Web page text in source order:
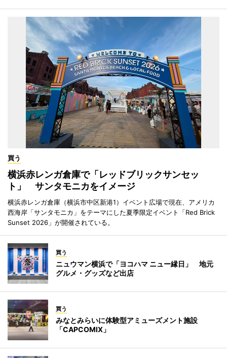
買う
横浜赤レンガ倉庫で「レッドブリックサンセッ
ト」 サンタモニカをイメージ
横浜赤レンガ倉庫（横浜市中区新港1）イベント広場で現在、アメリカ
西海岸「サンタモニカ」をテーマにした夏季限定イベント「Red Brick
Sunset 2026」が開催されている。
買う
ニュウマン横浜で「ヨコハマ ニュー縁日」 地元
グルメ・グッズなど出店
買う
みなとみらいに体験型アミューズメント施設
「CAPCOMIX」